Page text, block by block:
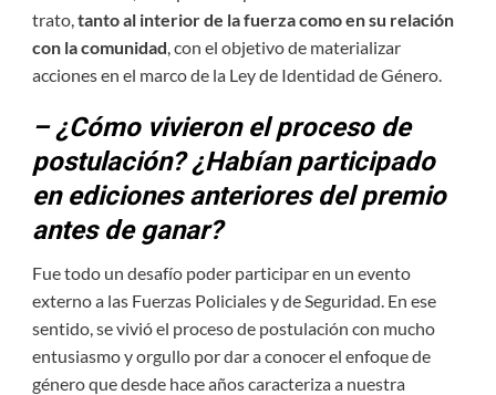
trato,tanto al interior de la fuerza como en su relación
con la comunidad, con el objetivo de materializar
acciones en el marco de la Ley de Identidad de Género.
– ¿Cómo vivieron el proceso de
postulación? ¿Habían participado
en ediciones anteriores del premio
antes de ganar?
Fue todo un desafío poder participar en un evento
externo a las Fuerzas Policiales y de Seguridad. En ese
sentido, se vivió el proceso de postulación con mucho
entusiasmo y orgullo por dar a conocer el enfoque de
género que desde hace años caracteriza a nuestra